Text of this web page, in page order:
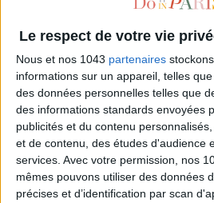
Le respect de votre vie
Nous et nos 1043 partenaires
informations sur un appareil, telles
des données personnelles telles que
des informations standards envoyées
publicités et du contenu
et de contenu, des études d'audience
services. Avec votre permission, nos
mêmes pouvons utiliser des données
précises et d’identification par scan
15 IDEAS FOR ENJOYING